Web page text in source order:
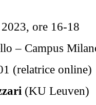
ore 16-18
– Campus
(relatrice online)
(KU Leuven)